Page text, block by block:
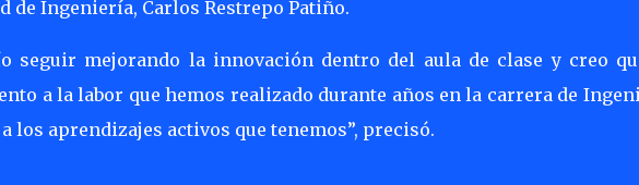
de Ingeniería, Carlos Restrepo Patiño.
seguir mejorando la innovación dentro del aula de clase y creo
a la labor que hemos realizado durante años en la carrera de
los aprendizajes activos que tenemos”, precisó.